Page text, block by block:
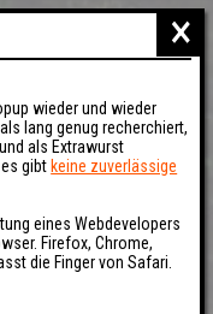
×
wieder und wieder
lang genug recherchiert,
als Extrawurst
gibt keine zuverlässige
eines Webdevelopers
Firefox, Chrome,
die Finger von Safari.